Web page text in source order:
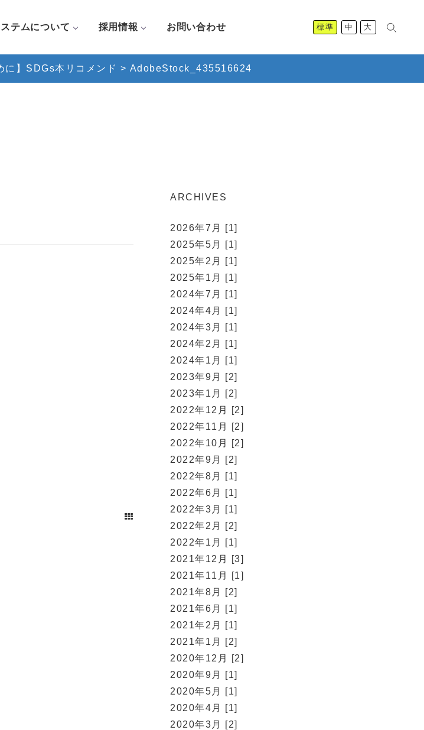
テムについて 採用情報 お問い合わせ 標準 中 大
に】SDGs本リコメンド > AdobeStock_435516624
ARCHIVES
2026年7月 [1]
2025年5月 [1]
2025年2月 [1]
2025年1月 [1]
2024年7月 [1]
2024年4月 [1]
2024年3月 [1]
2024年2月 [1]
2024年1月 [1]
2023年9月 [2]
2023年1月 [2]
2022年12月 [2]
2022年11月 [2]
2022年10月 [2]
2022年9月 [2]
2022年8月 [1]
2022年6月 [1]
2022年3月 [1]
2022年2月 [2]
2022年1月 [1]
2021年12月 [3]
2021年11月 [1]
2021年8月 [2]
2021年6月 [1]
2021年2月 [1]
2021年1月 [2]
2020年12月 [2]
2020年9月 [1]
2020年5月 [1]
2020年4月 [1]
2020年3月 [2]